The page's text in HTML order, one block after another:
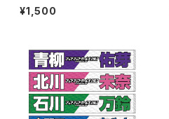
高萩コーディネート アクリルス
タンドキーホルダー
¥1,500